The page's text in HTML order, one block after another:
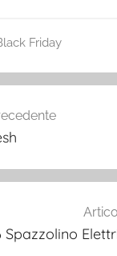
Friday
Spazzolino